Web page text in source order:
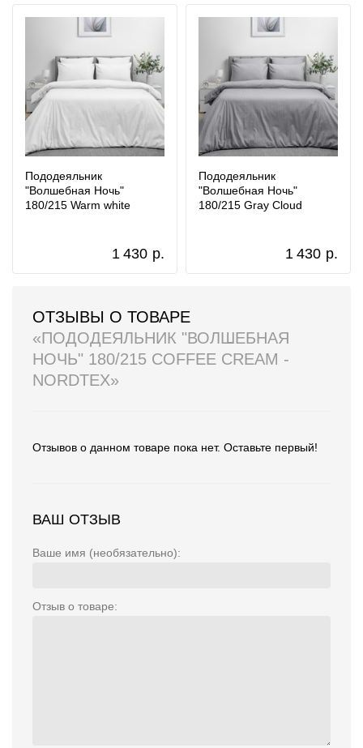
Пододеяльник
"Волшебная Ночь"
180/215 Warm white
1 430 р.
Пододеяльник
"Волшебная Ночь"
180/215 Gray Cloud
1 430 р.
ОТЗЫВЫ О ТОВАРЕ
«ПОДОДЕЯЛЬНИК "ВОЛШЕБНАЯ
НОЧЬ" 180/215 COFFEE CREAM -
NORDTEX»
Отзывов о данном товаре пока нет. Оставьте первый!
ВАШ ОТЗЫВ
Ваше имя (необязательно):
Отзыв о товаре: